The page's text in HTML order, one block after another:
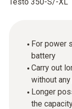
For power
battery
Carry out
without
Longer
the